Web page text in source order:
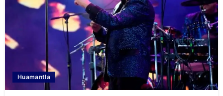
Huamantla